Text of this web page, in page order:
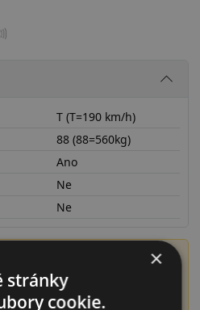
T (T=190 km/h)
88 (88=560kg)
Ano
Ne
Ne
o době výroby pneumatiky,
Například DOT 1522
×
stránky
cookie.